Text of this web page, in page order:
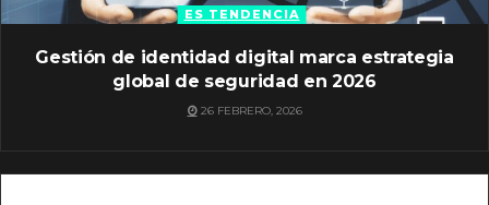
ES TENDENCIA
Gestión de identidad digital marca estrategia
global de seguridad en 2026
26 FEBRERO, 2026